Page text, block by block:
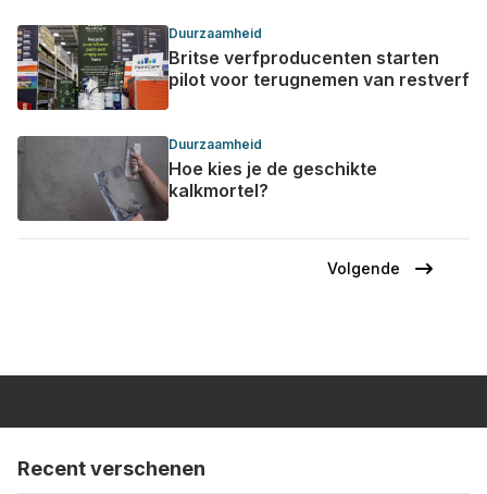
Duurzaamheid
Britse verfproducenten starten
pilot voor terugnemen van restverf
Duurzaamheid
Hoe kies je de geschikte
kalkmortel?
Volgende
Volgende
Recent verschenen